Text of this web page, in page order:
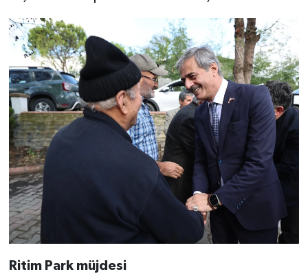
Ritim Park müjdesi